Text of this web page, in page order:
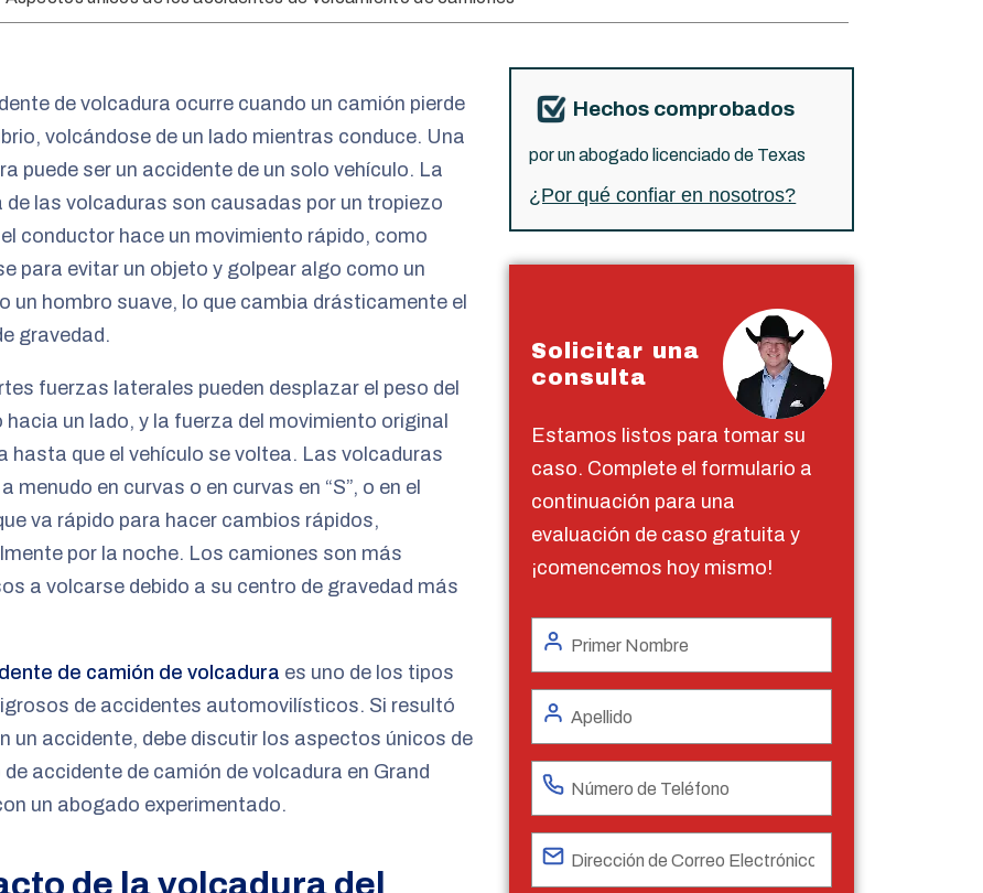
de volcadura ocurre cuando un camión pierde
volcándose de un lado mientras conduce. Una
puede ser un accidente de un solo vehículo. La
de las volcaduras son causadas por un tropiezo
conductor hace un movimiento rápido, como
para evitar un objeto y golpear algo como un
un hombro suave, lo que cambia drásticamente el
gravedad.
fuerzas laterales pueden desplazar el peso del
hacia un lado, y la fuerza del movimiento original
hasta que el vehículo se voltea. Las volcaduras
menudo en curvas o en curvas en “S”, o en el
va rápido para hacer cambios rápidos,
por la noche. Los camiones son más
a volcarse debido a su centro de gravedad más
de camión de volcadura es uno de los tipos
de accidentes automovilísticos. Si resultó
un accidente, debe discutir los aspectos únicos de
de accidente de camión de volcadura en Grand
un abogado experimentado.
de la volcadura del
Hechos comprobados
por un abogado licenciado de Texas
¿Por qué confiar en nosotros?
Solicitar una
consulta
Estamos listos para tomar su
caso. Complete el formulario a
continuación para una
evaluación de caso gratuita y
¡comencemos hoy mismo!